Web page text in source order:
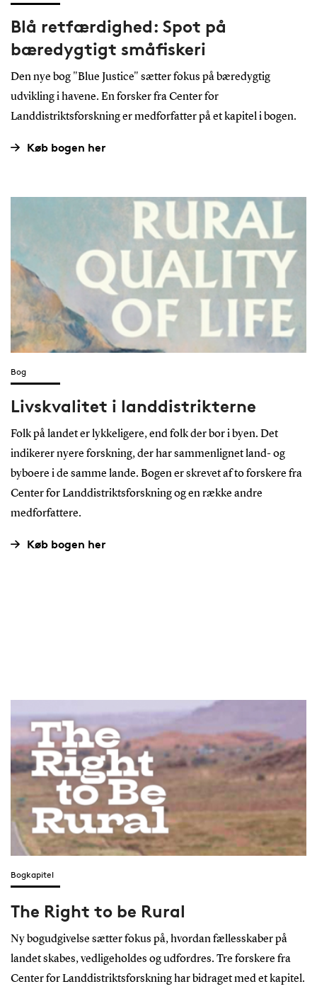
Blå retfærdighed: Spot på
bæredygtigt småfiskeri
Den nye bog "Blue Justice" sætter fokus på bæredygtig
udvikling i havene. En forsker fra Center for
Landdistriktsforskning er medforfatter på et kapitel i bogen.
Køb bogen her
Bog
Livskvalitet i landdistrikterne
Folk på landet er lykkeligere, end folk der bor i byen. Det
indikerer nyere forskning, der har sammenlignet land- og
byboere i de samme lande. Bogen er skrevet af to forskere fra
Center for Landdistriktsforskning og en række andre
medforfattere.
Køb bogen her
Bogkapitel
The Right to be Rural
Ny bogudgivelse sætter fokus på, hvordan fællesskaber på
landet skabes, vedligeholdes og udfordres. Tre forskere fra
Center for Landdistriktsforskning har bidraget med et kapitel.